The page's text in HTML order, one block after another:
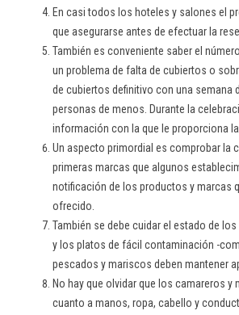
En casi todos los hoteles y salones el
que asegurarse antes de efectuar la
También es conveniente saber el
un problema de falta de cubiertos o
de cubiertos definitivo con una semana
personas de menos. Durante la
información con la que le proporciona la
Un aspecto primordial es comprobar la
primeras marcas que algunos
notificación de los productos y marcas
ofrecido.
También se debe cuidar el estado de
y los platos de fácil contaminación -
pescados y mariscos deben mantener
No hay que olvidar que los camareros
cuanto a manos, ropa, cabello y